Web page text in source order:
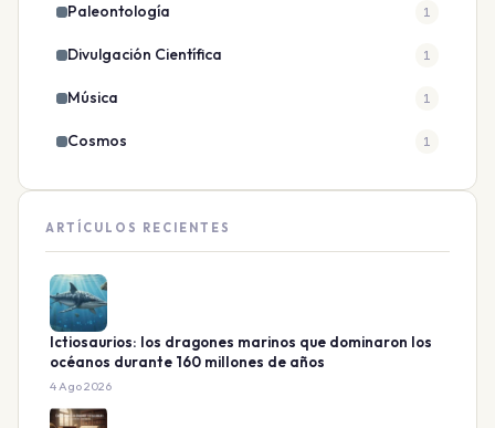
Paleontología 1
Divulgación Científica 1
Música 1
Cosmos 1
ARTÍCULOS RECIENTES
Ictiosaurios: los dragones marinos que dominaron los
océanos durante 160 millones de años
4 Ago 2026